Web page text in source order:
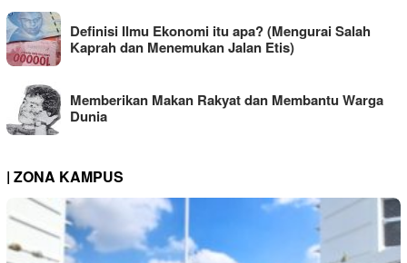
Definisi Ilmu Ekonomi itu apa? (Mengurai Salah
Kaprah dan Menemukan Jalan Etis)
Memberikan Makan Rakyat dan Membantu Warga
Dunia
| ZONA KAMPUS